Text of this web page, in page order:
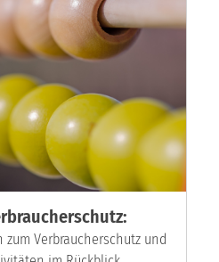
Verbraucherschutz und